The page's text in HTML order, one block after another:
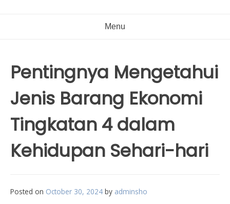
Menu
Pentingnya Mengetahui
Jenis Barang Ekonomi
Tingkatan 4 dalam
Kehidupan Sehari-hari
Posted on October 30, 2024 by adminsho